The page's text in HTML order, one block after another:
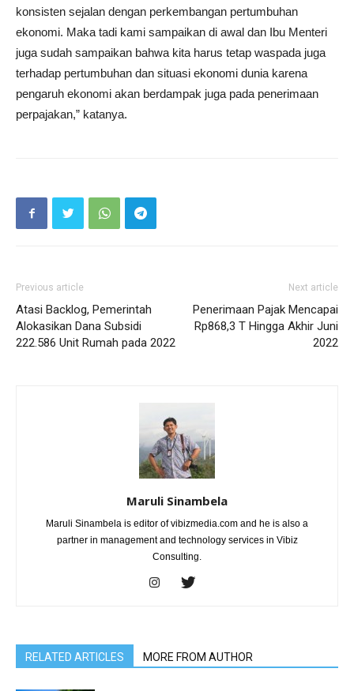
konsisten sejalan dengan perkembangan pertumbuhan
ekonomi. Maka tadi kami sampaikan di awal dan Ibu Menteri
juga sudah sampaikan bahwa kita harus tetap waspada juga
terhadap pertumbuhan dan situasi ekonomi dunia karena
pengaruh ekonomi akan berdampak juga pada penerimaan
perpajakan,” katanya.
Previous article
Atasi Backlog, Pemerintah
Alokasikan Dana Subsidi
222.586 Unit Rumah pada 2022
Next article
Penerimaan Pajak Mencapai
Rp868,3 T Hingga Akhir Juni
2022
Maruli Sinambela
Maruli Sinambela is editor of vibizmedia.com and he is also a
partner in management and technology services in Vibiz
Consulting.
RELATED ARTICLES MORE FROM AUTHOR